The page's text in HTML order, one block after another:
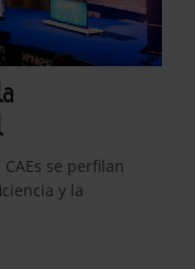
se perfilan
y la